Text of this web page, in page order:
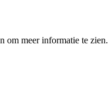
om meer informatie te zien.